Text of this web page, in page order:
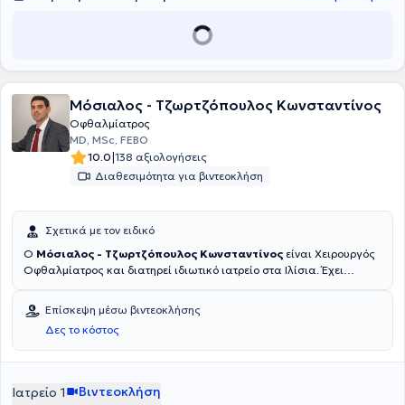
Μόσιαλος - Τζωρτζόπουλος Κωνσταντίνος
Οφθαλμίατρος
MD, MSc, FEBO
10.0|138 αξιολογήσεις
Διαθεσιμότητα για βιντεοκλήση
Σχετικά με τον ειδικό
Ο Μόσιαλος - Τζωρτζόπουλος Κωνσταντίνος είναι Χειρουργός
Οφθαλμίατρος και διατηρεί ιδιωτικό ιατρείο στα Ιλίσια. Έχει
γλαύκωμα, την οφθαλμική επιφάνεια και σε περιπτώσεις
επιπλεγμένου καταρράκτη στο King's College Hospital του Λονδίνου
ως έμμισθος επιμελητής (senior clinical fellow). Ολοκλήρωσε την
ειδικότητα στην Οφθαλμολογία στην Πανεπιστημιακή Κλινική
καταρράκτη και διαθλαστικής χειρουργικής, κερατοειδούς και
οφθαλμικής επιφάνειας καθώς και στην Τράπεζα οφθαλμικών
Επίσκεψη μέσω βιντεοκλήσης
Δες το κόστος
Ιατρείο 1 Βιντεοκλήση